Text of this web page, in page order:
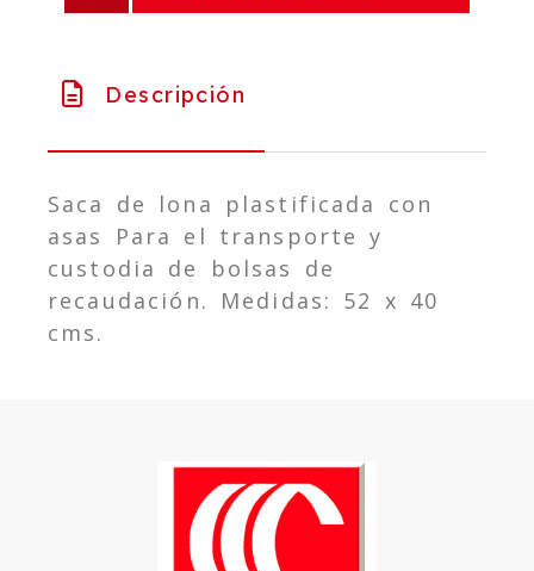
Descripción
Saca de lona plastificada con
asas Para el transporte y
custodia de bolsas de
recaudación. Medidas: 52 x 40
cms.